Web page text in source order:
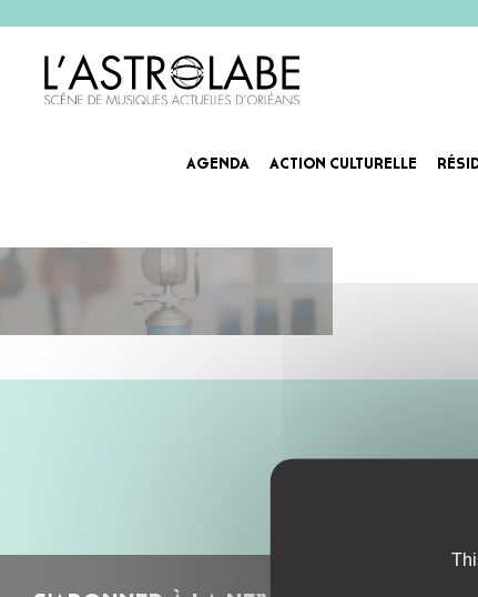
AGENDA ACTION CULTURELLE